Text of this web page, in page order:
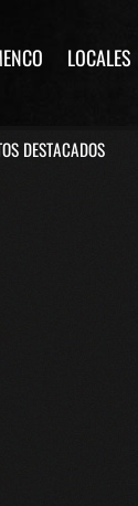
LOCALES
DESTACADOS